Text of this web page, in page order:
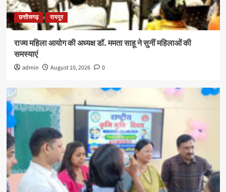
छत्तीसगढ़ रायपुर
राज्य महिला आयोग की अध्यक्ष डॉ. ममता साहू ने सुनीं महिलाओं की
समस्याएं
admin August 10, 2026 0